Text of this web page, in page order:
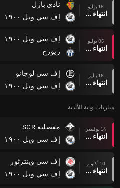
16 يوليو
انتهاء وقت المباراة
نادي بازل
إف سي ويل ١٩٠٠
05 يوليو
انتهاء وقت المباراة
إف سي ويل ١٩٠٠
زيورخ
16 يناير
انتهاء وقت المباراة
إف سي لوجانو
إف سي ويل ١٩٠٠
مباريات ودية للأندية
14 نوفمبر
انتهاء وقت المباراة
مفصلية SCR
إف سي ويل ١٩٠٠
10 أكتوبر
انتهاء وقت المباراة
إف سي وينترثور
إف سي ويل ١٩٠٠